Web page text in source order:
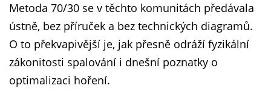
Metoda 70/30 se v těchto komunitách předávala
ústně, bez příruček a bez technických diagramů.
O to překvapivější je, jak přesně odráží fyzikální
zákonitosti spalování i dnešní poznatky o
optimalizaci hoření.